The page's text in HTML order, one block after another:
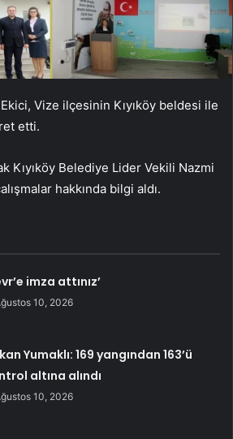
Vize ilçesinin Kıyıköy beldesi ile
etti.
Kıyıköy Belediye Lider Vekili Nazmi
hakkında bilgi aldı.
imza attınız’
10, 2026
Yumaklı: 169 yangından 163’ü
altına alındı
10, 2026